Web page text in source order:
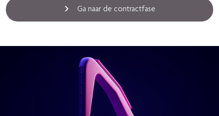
Ga naar de contractfase